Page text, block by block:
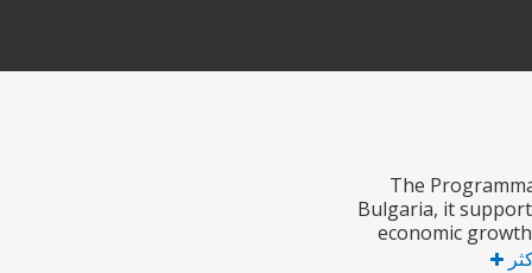
The
Bulgaria, it
economic